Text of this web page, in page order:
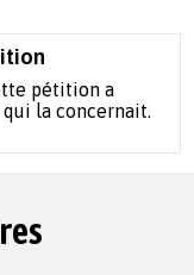
pétition a
la concernait.